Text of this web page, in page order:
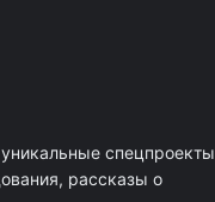
рассказы о